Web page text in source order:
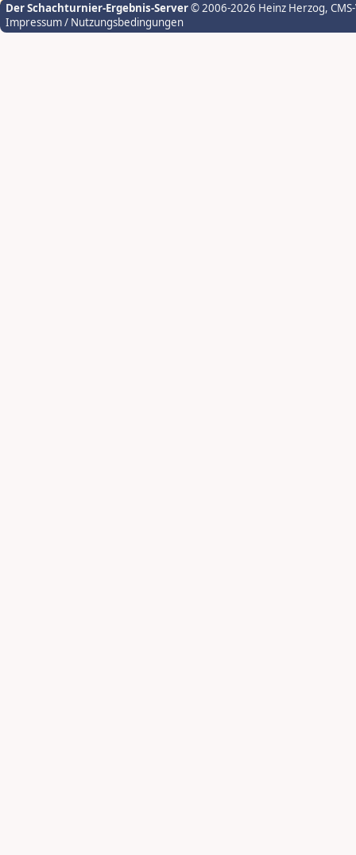
Der Schachturnier-Ergebnis-Server© 2006-2026 Heinz Herzog,
Impressum / Nutzungsbedingungen